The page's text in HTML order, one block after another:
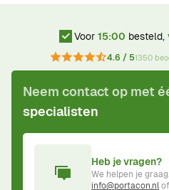
Voor 15:00 besteld,
4.6 / 51350
Neem contact op met
specialisten
Heb je vragen?
We helpen je
info@portacon.nl